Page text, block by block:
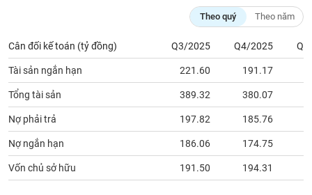
Theo quý Theo năm
Cân đối kế toán (tỷ đồng) Q3/2025 Q4/2025
Tài sản ngắn hạn 221.60 191.17
Tổng tài sản 389.32 380.07
Nợ phải trả 197.82 185.76
Nợ ngắn hạn 186.06 174.75
Vốn chủ sở hữu 191.50 194.31
Công
cụ
tư
thông